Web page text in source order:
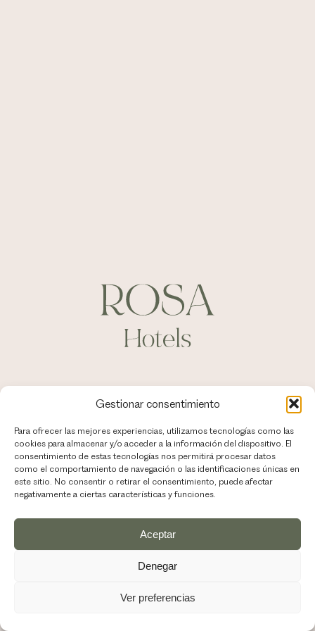
Gestionar consentimiento
Para ofrecer las mejores experiencias, utilizamos tecnologías como las
cookies para almacenar y/o acceder a la información del dispositivo. El
consentimiento de estas tecnologías nos permitirá procesar datos
como el comportamiento de navegación o las identificaciones únicas en
este sitio. No consentir o retirar el consentimiento, puede afectar
negativamente a ciertas características y funciones.
Aceptar
Denegar
Ver preferencias